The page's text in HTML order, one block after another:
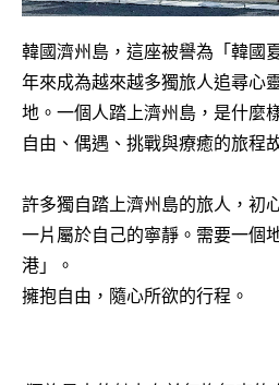
韓國濟州島，這座被譽為「韓國
年來成為越來越多獨旅人追尋心
地。一個人踏上濟州島，是什麼
自由、偶遇、挑戰與療癒的旅程
許多獨自踏上濟州島的旅人，初
一片屬於自己的寧靜。需要一個
港」。
擁抱自由，隨心所欲的行程。